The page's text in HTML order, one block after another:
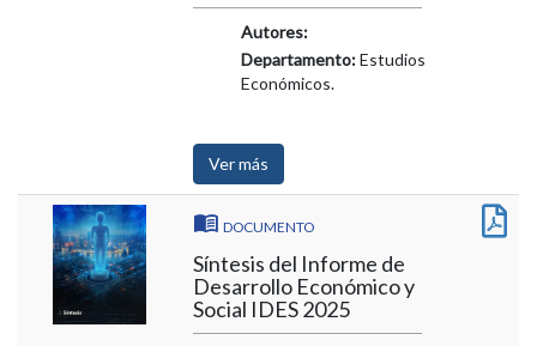
Autores:
Departamento:Estudios
Económicos.
Ver más
DOCUMENTO
Síntesis del Informe de
Desarrollo Económico y
Social IDES 2025